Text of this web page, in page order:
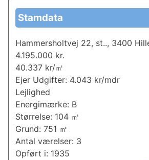
Stamdata
Hammersholtvej 22, st.., 3400
4.195.000 kr.
40.337 kr/㎡
Ejer Udgifter: 4.043 kr/mdr
Lejlighed
Energimærke: B
Størrelse: 104 ㎡
Grund: 751 ㎡
Antal værelser: 3
Opført i: 1935